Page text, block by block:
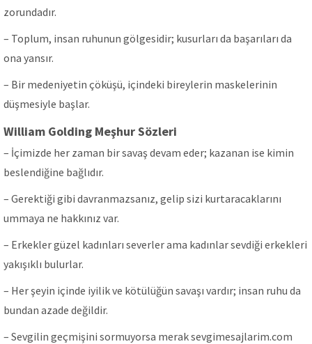
zorundadır.
– Toplum, insan ruhunun gölgesidir; kusurları da başarıları da
ona yansır.
– Bir medeniyetin çöküşü, içindeki bireylerin maskelerinin
düşmesiyle başlar.
William Golding Meşhur Sözleri
– İçimizde her zaman bir savaş devam eder; kazanan ise kimin
beslendiğine bağlıdır.
– Gerektiği gibi davranmazsanız, gelip sizi kurtaracaklarını
ummaya ne hakkınız var.
– Erkekler güzel kadınları severler ama kadınlar sevdiği erkekleri
yakışıklı bulurlar.
– Her şeyin içinde iyilik ve kötülüğün savaşı vardır; insan ruhu da
bundan azade değildir.
– Sevgilin geçmişini sormuyorsa merak sevgimesajlarim.com